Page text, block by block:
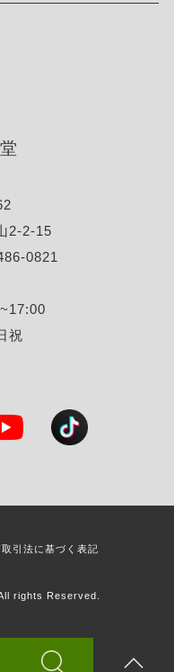
2-2-15
0821
祝
引法に基づく表記
rights Reserved.